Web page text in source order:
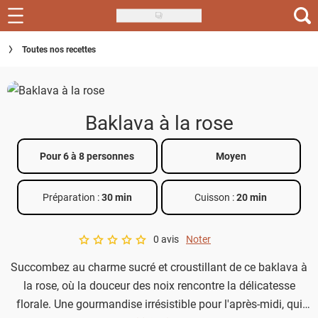
Skip
to
main
Recettes
Inspirations
Menu de la semaine
Actus
Téléchargez l'app Saveurs Recettes
Guide d'achat
Toutes nos recettes
Baklava à la rose
Pour 6 à 8 personnes Moyen
Préparation :30 min Cuisson :20 min
A star rating of 0 out of 5.
0 avis Noter
Succombez au charme sucré et croustillant de ce baklava à
la rose, où la douceur des noix rencontre la délicatesse
florale. Une gourmandise irrésistible pour l'après-midi, qui